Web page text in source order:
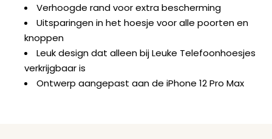
Verhoogde rand voor extra bescherming
Uitsparingen in het hoesje voor alle poorten en
knoppen
Leuk design dat alleen bij Leuke Telefoonhoesjes
verkrijgbaar is
Ontwerp aangepast aan de iPhone 12 Pro Max